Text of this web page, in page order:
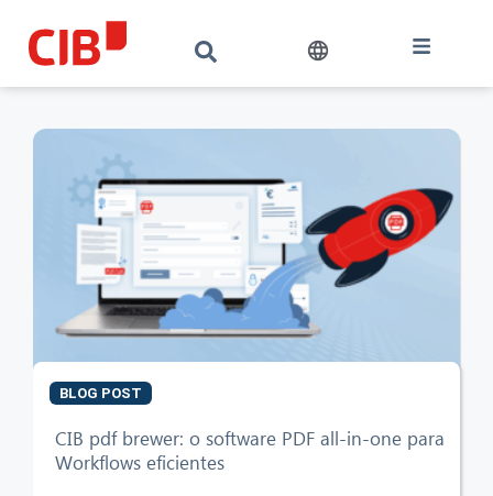
BLOG POST
CIB pdf brewer: o software PDF all-in-one para
Workflows eficientes